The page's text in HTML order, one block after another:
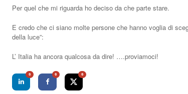
Per quel che mi riguarda ho deciso da che parte stare.
E credo che ci siano molte persone che hanno voglia di
della luce”:
L’ Italia ha ancora qualcosa da dire! ….proviamoci!
0 0 0